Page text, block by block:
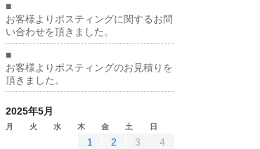
■
お客様よりポスティングに関するお問
い合わせを頂きました。
■
お客様よりポスティングのお見積りを
頂きました。
2025年5月
月 火 水 木 金 土 日
1 2 3
4